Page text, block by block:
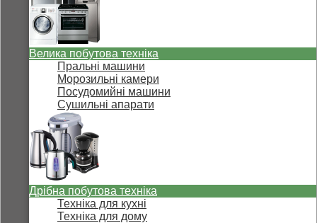
Велика побутова техніка
Пральні машини
Морозильні камери
Посудомийні машини
Сушильні апарати
Дрібна побутова техніка
Техніка для кухні
Техніка для дому